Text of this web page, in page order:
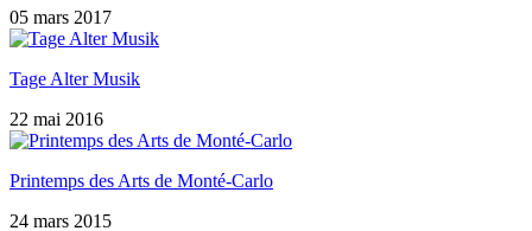
05 mars 2017
Tage Alter Musik
22 mai 2016
Printemps des Arts de Monté-Carlo
24 mars 2015